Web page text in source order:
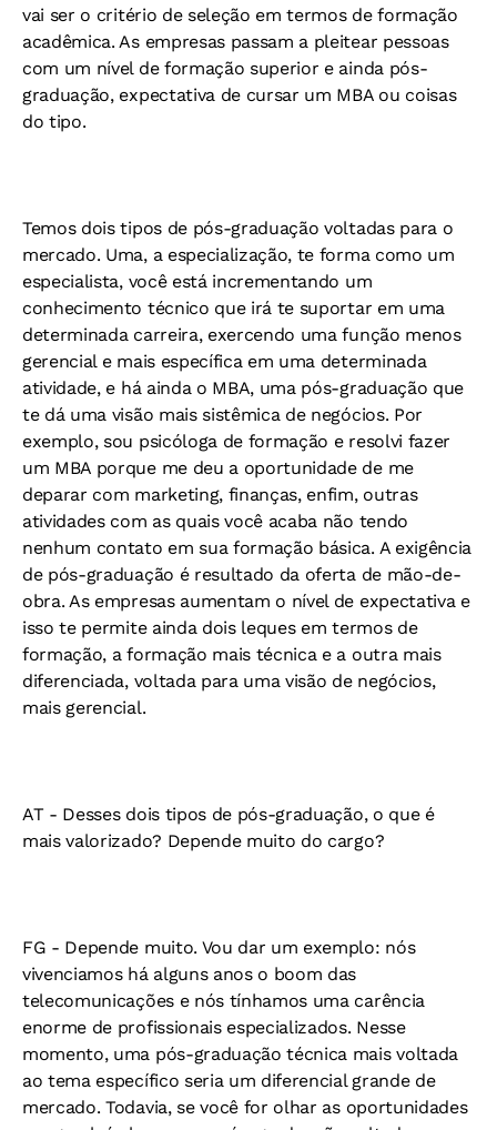
vai ser o critério de seleção em termos de formação
acadêmica. As empresas passam a pleitear pessoas
com um nível de formação superior e ainda pós-
graduação, expectativa de cursar um MBA ou coisas
do tipo.
Temos dois tipos de pós-graduação voltadas para o
mercado. Uma, a especialização, te forma como um
especialista, você está incrementando um
conhecimento técnico que irá te suportar em uma
determinada carreira, exercendo uma função menos
gerencial e mais específica em uma determinada
atividade, e há ainda o MBA, uma pós-graduação que
te dá uma visão mais sistêmica de negócios. Por
exemplo, sou psicóloga de formação e resolvi fazer
um MBA porque me deu a oportunidade de me
deparar com marketing, finanças, enfim, outras
atividades com as quais você acaba não tendo
nenhum contato em sua formação básica. A exigência
de pós-graduação é resultado da oferta de mão-de-
obra. As empresas aumentam o nível de expectativa e
isso te permite ainda dois leques em termos de
formação, a formação mais técnica e a outra mais
diferenciada, voltada para uma visão de negócios,
mais gerencial.
AT - Desses dois tipos de pós-graduação, o que é
mais valorizado? Depende muito do cargo?
FG - Depende muito. Vou dar um exemplo: nós
vivenciamos há alguns anos o boom das
telecomunicações e nós tínhamos uma carência
enorme de profissionais especializados. Nesse
momento, uma pós-graduação técnica mais voltada
ao tema específico seria um diferencial grande de
mercado. Todavia, se você for olhar as oportunidades